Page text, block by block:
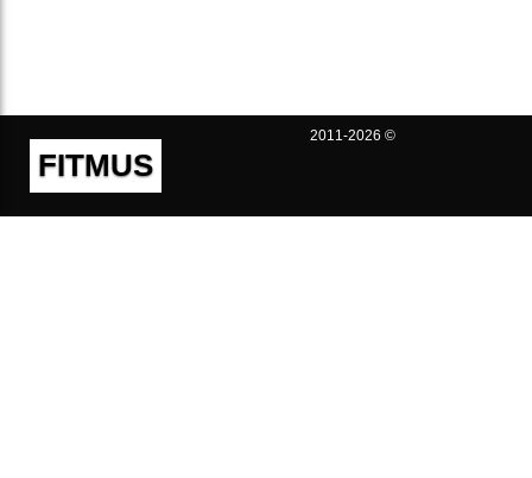
FITMUS
2011-2026 ©